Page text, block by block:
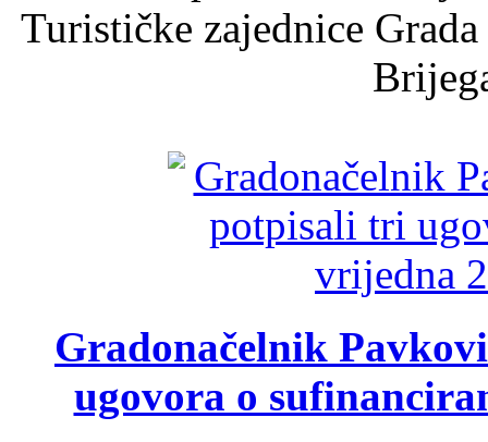
Turističke zajednice
Gradonačelnik
ugovora o